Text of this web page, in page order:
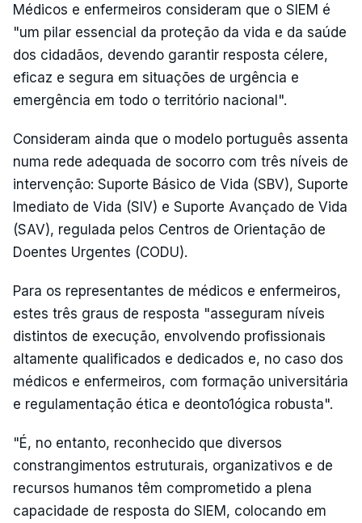
Médicos e enfermeiros consideram que o SIEM é
"um pilar essencial da proteção da vida e da saúde
dos cidadãos, devendo garantir resposta célere,
eficaz e segura em situações de urgência e
emergência em todo o território nacional".
Consideram ainda que o modelo português assenta
numa rede adequada de socorro com três níveis de
intervenção: Suporte Básico de Vida (SBV), Suporte
Imediato de Vida (SIV) e Suporte Avançado de Vida
(SAV), regulada pelos Centros de Orientação de
Doentes Urgentes (CODU).
Para os representantes de médicos e enfermeiros,
estes três graus de resposta "asseguram níveis
distintos de execução, envolvendo profissionais
altamente qualificados e dedicados e, no caso dos
médicos e enfermeiros, com formação universitária
e regulamentação ética e deonto1ógica robusta".
"É, no entanto, reconhecido que diversos
constrangimentos estruturais, organizativos e de
recursos humanos têm comprometido a plena
capacidade de resposta do SIEM, colocando em